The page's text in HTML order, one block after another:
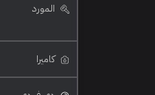
المورد
كاميرا